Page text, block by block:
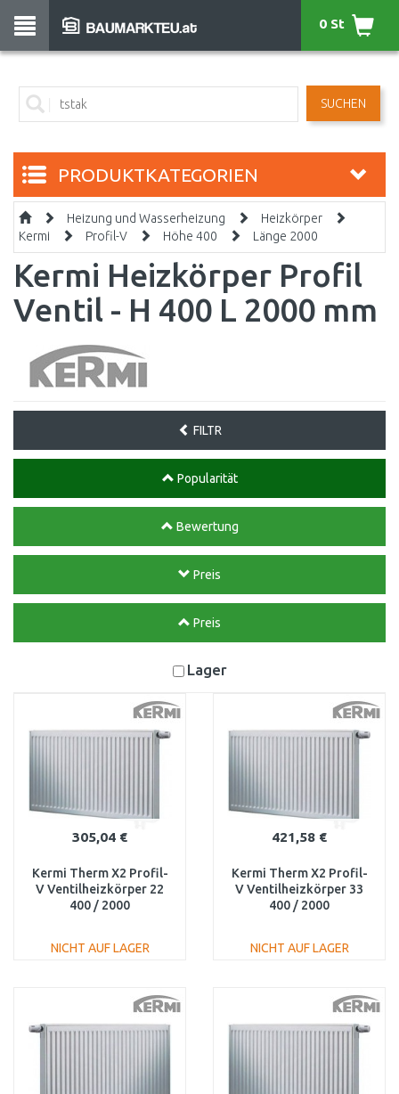
SUCHEN
0 St
PRODUKTKATEGORIEN
Heizung und Wasserheizung
Heizkörper
Kermi
Profil-V Höhe 400 Länge 2000
Kermi Heizkörper Profil
Ventil - H 400 L 2000 mm
FILTR
Popularität
Bewertung
Preis
Preis
Lager
305,04 €
Kermi Therm X2 Profil-
V Ventilheizkörper 22
400 / 2000
NICHT AUF LAGER
421,58 €
Kermi Therm X2 Profil-
V Ventilheizkörper 33
400 / 2000
NICHT AUF LAGER